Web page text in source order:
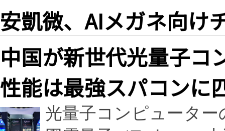
安凱微、AIメガネ向け
中国が新世代光量子
性能は最強スパコンに
光量子コンピュータ